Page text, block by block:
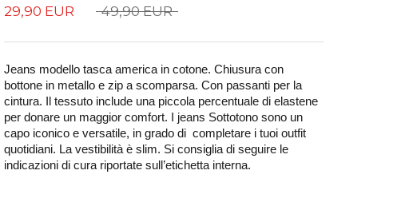
29,90 EUR 49,90 EUR
Jeans modello tasca america in cotone. Chiusura con
bottone in metallo e zip a scomparsa. Con passanti per la
cintura. Il tessuto include una piccola percentuale di elastene
per donare un maggior comfort. I jeans Sottotono sono un
capo iconico e versatile, in grado di  completare i tuoi outfit
quotidiani. La vestibilità è slim. Si consiglia di seguire le
indicazioni di cura riportate sull’etichetta interna.